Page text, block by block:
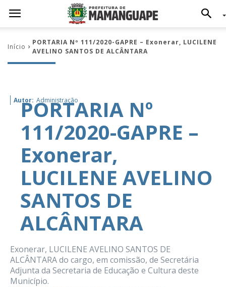
Início
PORTARIA Nº 111/2020-GAPRE – Exonerar, LUCILENE
AVELINO SANTOS DE ALCÂNTARA
Autor: Administração
PORTARIA Nº
111/2020-GAPRE –
Exonerar,
LUCILENE AVELINO
SANTOS DE
ALCÂNTARA
Exonerar, LUCILENE AVELINO SANTOS DE
ALCÂNTARA do cargo, em comissão, de Secretária
Adjunta da Secretaria de Educação e Cultura deste
Município.